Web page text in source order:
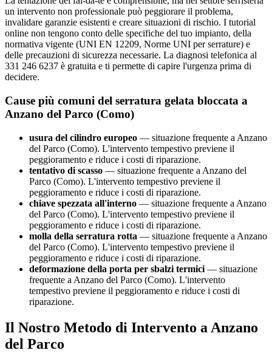
un intervento non professionale può peggiorare il problema,
invalidare garanzie esistenti e creare situazioni di rischio. I tutorial
online non tengono conto delle specifiche del tuo impianto, della
normativa vigente (UNI EN 12209, Norme UNI per serrature) e
delle precauzioni di sicurezza necessarie. La diagnosi telefonica al
331 246 6237 è gratuita e ti permette di capire l'urgenza prima di
decidere.
Cause più comuni del serratura gelata bloccata a
Anzano del Parco (Como)
usura del cilindro europeo — situazione frequente a Anzano
del Parco (Como). L'intervento tempestivo previene il
peggioramento e riduce i costi di riparazione.
tentativo di scasso — situazione frequente a Anzano del
Parco (Como). L'intervento tempestivo previene il
peggioramento e riduce i costi di riparazione.
chiave spezzata all'interno — situazione frequente a Anzano
del Parco (Como). L'intervento tempestivo previene il
peggioramento e riduce i costi di riparazione.
molla della serratura rotta — situazione frequente a Anzano
del Parco (Como). L'intervento tempestivo previene il
peggioramento e riduce i costi di riparazione.
deformazione della porta per sbalzi termici — situazione
frequente a Anzano del Parco (Como). L'intervento
tempestivo previene il peggioramento e riduce i costi di
riparazione.
Il Nostro Metodo di Intervento a Anzano
del Parco